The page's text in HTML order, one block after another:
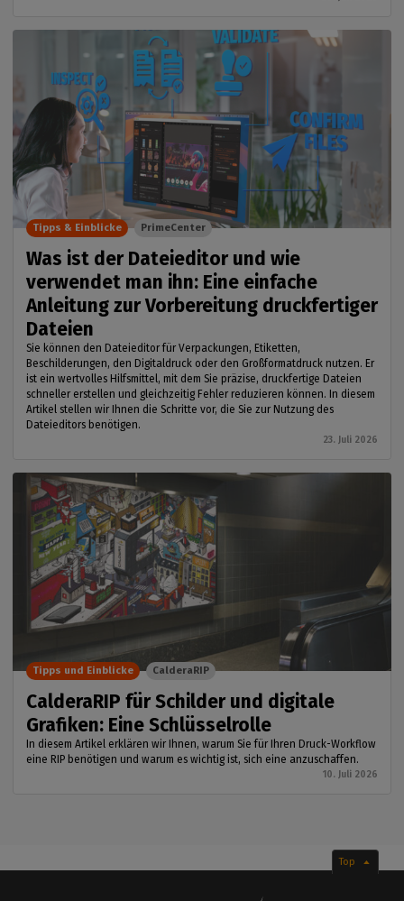
Was ist der Dateieditor und wie
verwendet man ihn: Eine einfache
Anleitung zur Vorbereitung druckfertiger
Dateien
Sie können den Dateieditor für Verpackungen, Etiketten,
Beschilderungen, den Digitaldruck oder den Großformatdruck nutzen. Er
ist ein wertvolles Hilfsmittel, mit dem Sie präzise, druckfertige Dateien
schneller erstellen und gleichzeitig Fehler reduzieren können. In diesem
Artikel stellen wir Ihnen die Schritte vor, die Sie zur Nutzung des
Dateieditors benötigen.
23. Juli 2026
Tipps & Einblicke PrimeCenter
CalderaRIP für Schilder und digitale
Grafiken: Eine Schlüsselrolle
In diesem Artikel erklären wir Ihnen, warum Sie für Ihren Druck-Workflow
eine RIP benötigen und warum es wichtig ist, sich eine anzuschaffen.
10. Juli 2026
Tipps und Einblicke CalderaRIP
Top